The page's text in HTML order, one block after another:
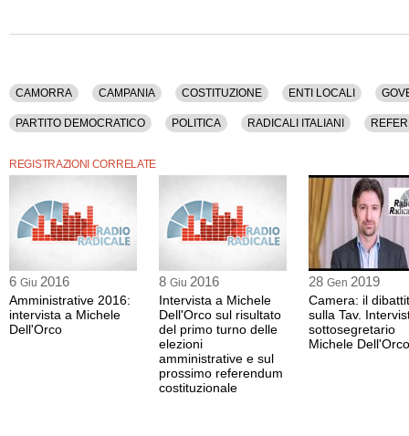
CAMORRA CAMPANIA COSTITUZIONE ENTI LOCALI
PARTITO DEMOCRATICO POLITICA RADICALI ITALIANI
REGISTRAZIONI CORRELATE
6 Giu 2016
Amministrative 2016:
intervista a Michele
Dell'Orco
8 Giu 2016
Intervista a Michele
Dell'Orco sul risultato
del primo turno delle
elezioni
amministrative e sul
prossimo referendum
costituzionale
28 Gen 2019
Camera: il
sulla Tav.
sottosegretario
Michele Dell'Orco